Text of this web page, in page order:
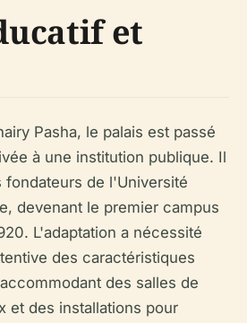
et
Pasha, le palais est passé
à une institution publique. Il
fondateurs de l'Université
devenant le premier campus
L'adaptation a nécessité
des caractéristiques
des salles de
et des installations pour